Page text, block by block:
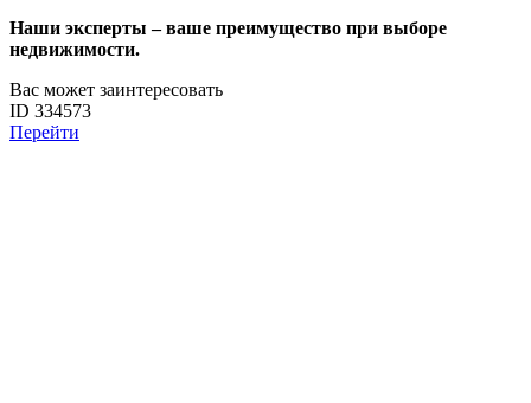
Наши эксперты – ваше преимущество при выборе
недвижимости.
Вас может заинтересовать
ID 334573
Перейти